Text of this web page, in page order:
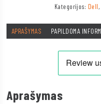
Kategorijos: Dell,
APRAŠYMAS PAPILDOMA
Aprašymas